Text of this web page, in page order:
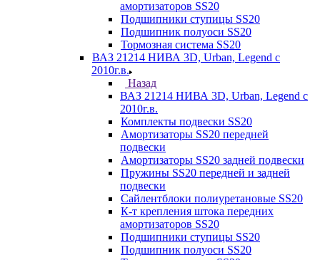
амортизаторов SS20
Подшипники ступицы SS20
Подшипник полуоси SS20
Тормозная система SS20
ВАЗ 21214 НИВА 3D, Urban, Legend c
2010г.в.
Назад
ВАЗ 21214 НИВА 3D, Urban, Legend c
2010г.в.
Комплекты подвески SS20
Амортизаторы SS20 передней
подвески
Амортизаторы SS20 задней подвески
Пружины SS20 передней и задней
подвески
Сайлентблоки полиуретановые SS20
К-т крепления штока передних
амортизаторов SS20
Подшипники ступицы SS20
Подшипник полуоси SS20